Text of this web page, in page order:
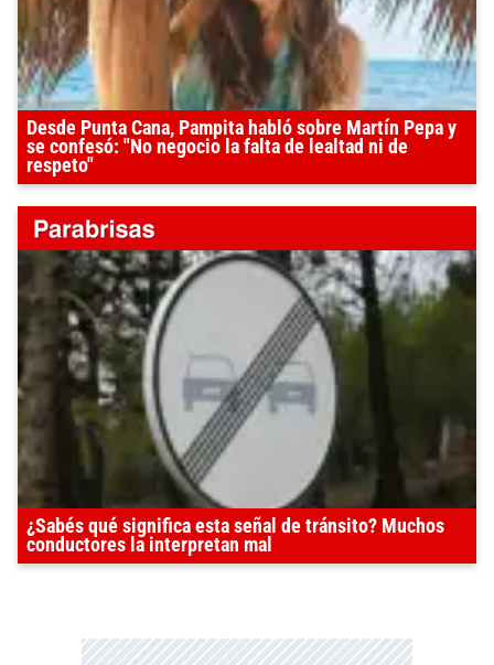
Desde Punta Cana, Pampita habló sobre Martín Pepa y
se confesó: "No negocio la falta de lealtad ni de
respeto"
¿Sabés qué significa esta señal de tránsito? Muchos
conductores la interpretan mal